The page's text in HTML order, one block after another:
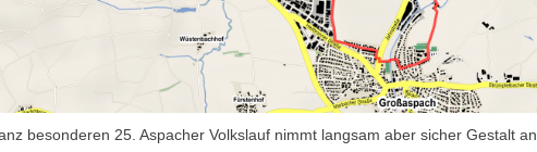
besonderen 25. Aspacher Volkslauf nimmt langsam aber sicher Gestalt an.